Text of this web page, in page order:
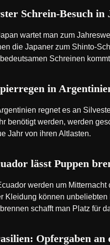
Schrein-Besuch in
wartet man zum
die Japaner zum Shinto-
Schreinen
in
regnet es an
benötigt werden, werden
Jahr von ihren Altlasten.
lässt Puppen
werden um
Kleidung können
schafft man Platz für
Opfergaben an